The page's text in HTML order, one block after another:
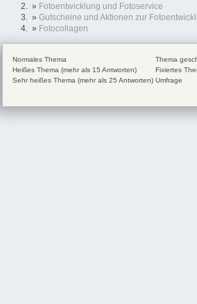
» Fotoentwicklung und Fotoservice
» Gutscheine und Aktionen zur
» Fotocollagen
Normales Thema
Heißes Thema (mehr als 15 Antworten)
Sehr heißes Thema (mehr als 25 Antworten)
Thema
Fixiertes
Umfrage